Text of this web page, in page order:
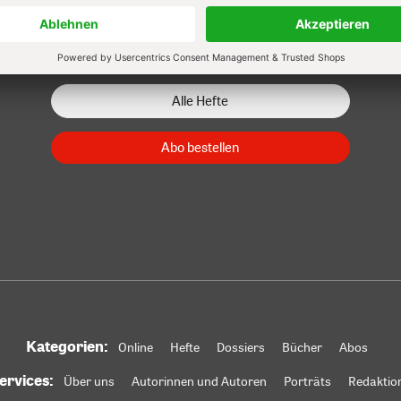
Zum Heft Zum Heft
Alle Hefte
Abo bestellen
Kategorien: Online Hefte Dossiers Bücher Abos
Über uns Autorinnen und Autoren Porträts